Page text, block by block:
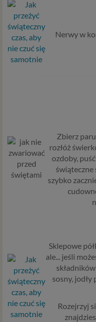
Nerwy w
Zbierz
rozłóż
ozdoby,
świąteczne
szybko
Sklepowe
ale... jeśli
sosny,
Rozejrzyj